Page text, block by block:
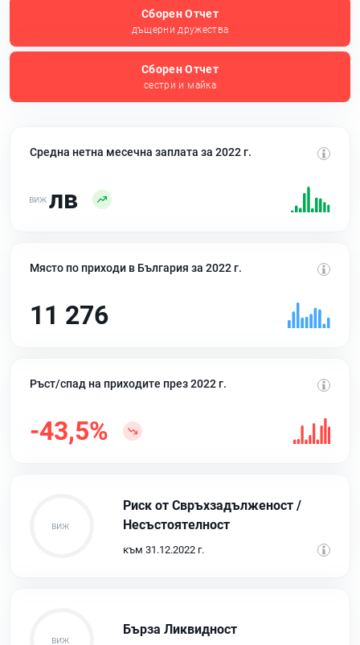
Сборен Отчет
дъщерни дружества
Сборен Отчет
сестри и майка
Средна нетна месечна заплата за 2022 г.
лв
Място по приходи в България за 2022 г.
11 276
Ръст/спад на приходите през 2022 г.
-43,5%
Риск от Свръхзадълженост /
Несъстоятелност
към 31.12.2022 г.
Бърза Ликвидност